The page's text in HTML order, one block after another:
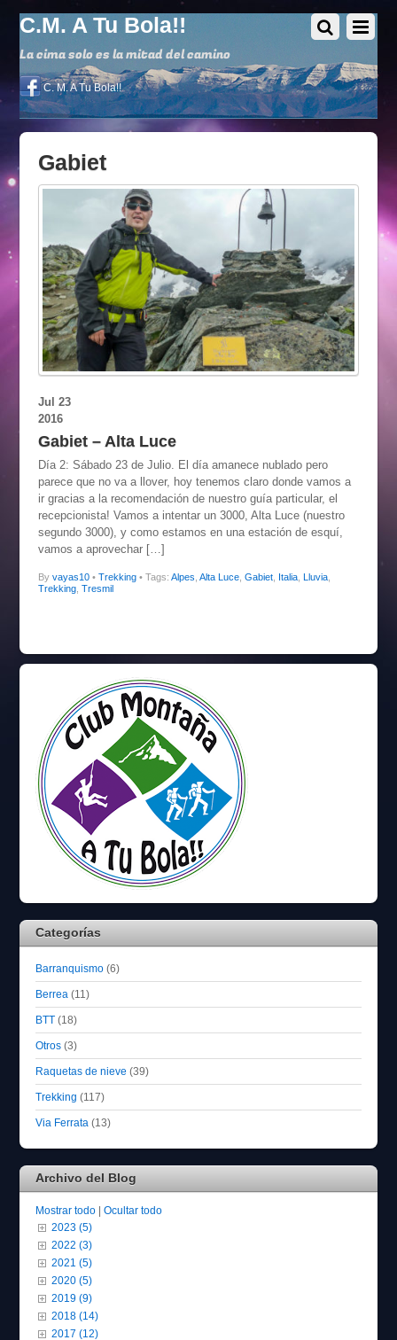
C.M. A Tu Bola!!
La cima solo es la mitad del camino
C. M. A Tu Bola!!
Gabiet
Jul 23
2016
Gabiet – Alta Luce
Día 2: Sábado 23 de Julio. El día amanece nublado pero
parece que no va a llover, hoy tenemos claro donde vamos a
ir gracias a la recomendación de nuestro guía particular, el
recepcionista! Vamos a intentar un 3000, Alta Luce (nuestro
segundo 3000), y como estamos en una estación de esquí,
vamos a aprovechar […]
By vayas10• Trekking • Tags: Alpes Alta Luce, Gabiet, Italia, Lluvia,
Trekking, Tresmil
Categorías
Barranquismo (6)
Berrea (11)
BTT (18)
Otros (3)
Raquetas de nieve (39)
Trekking (117)
Via Ferrata (13)
Archivo del Blog
Mostrar todo |Ocultar todo
2023 (5)
2022 (3)
2021 (5)
2020 (5)
2019 (9)
2018 (14)
2017 (12)